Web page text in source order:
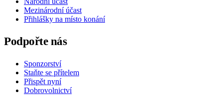
Mezinárodní účast
Přihlášky na místo konání
Podpořte nás
Sponzorství
Staňte se přítelem
Přispět nyní
Dobrovolnictví